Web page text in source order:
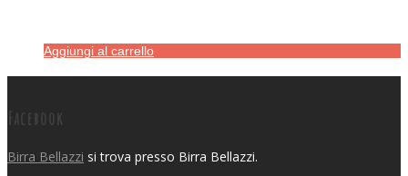
Aggiungi al carrello
Facebook
Birra Bellazzi si trova presso Birra Bellazzi.